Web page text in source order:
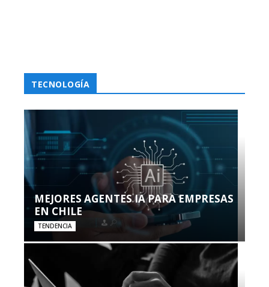
TECNOLOGÍA
MEJORES AGENTES IA PARA EMPRESAS
EN CHILE
TENDENCIA